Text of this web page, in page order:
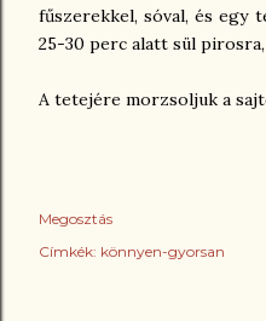
fűszerekkel, sóval, és egy
25-30 perc alatt sül
A tetejére morzsoljuk a
Megosztás
Címkék: könnyen-gyorsan